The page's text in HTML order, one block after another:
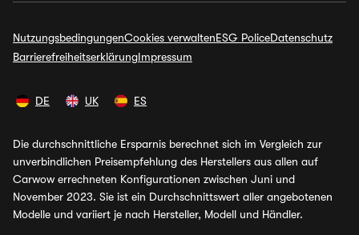
NutzungsbedingungenCookies verwaltenESG PoliceDatenschutz
BarrierefreiheitserklärungImpressum
DE UK ES
Die durchschnittliche Ersparnis berechnet sich im Vergleich zur
unverbindlichen Preisempfehlung des Herstellers aus allen auf
Carwow errechneten Konfigurationen zwischen Juni und
November 2023. Sie ist ein Durchschnittswert aller angebotenen
Modelle und variiert je nach Hersteller, Modell und Händler.